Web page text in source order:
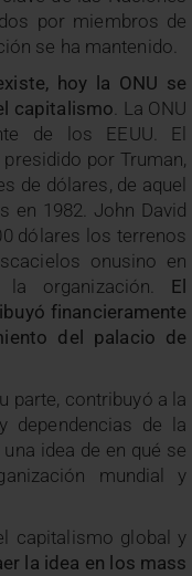
por miembros de
se ha mantenido.
hoy la ONU se
capitalismo. La ONU
de los EEUU. El
por Truman,
de dólares, de aquel
en 1982. John David
dólares los terrenos
onusino en
organización. El
financieramente
del palacio de
parte, contribuyó a la
dependencias de la
idea de en qué se
mundial y
capitalismo global y
la idea en los mass